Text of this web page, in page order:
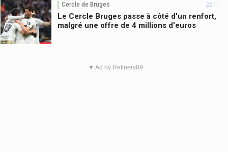
Cercle de Bruges 22:11
Le Cercle Bruges passe à côté d'un renfort,
malgré une offre de 4 millions d'euros
▼ Ad by Refinery89